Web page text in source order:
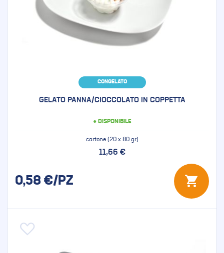
CONGELATO
GELATO PANNA/CIOCCOLATO IN COPPETTA
● DISPONIBILE
cartone (20 x 80 gr)
11,66 €
0,58 €/PZ